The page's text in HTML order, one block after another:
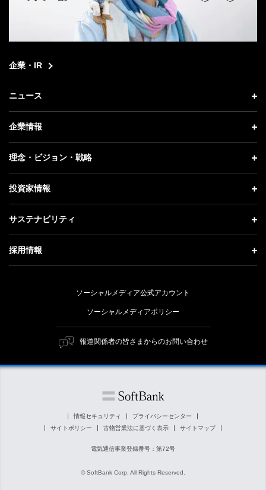
企業・IR
ニュース
ニュース トップ
プレスリリース
更新情報
記者説明会
企業情報
企業情報 トップ
社長メッセージ
事業紹介
ガバナンス
理念・ビジョン・戦略
理念・ビジョン・戦略 トップ
成長戦略「Activate AI for Society」
人材戦略
投資家情報
投資家情報 トップ
経営方針
個人投資家の皆さまへ
株式と社債について
サステナビリティ
サステナビリティ トップ
トップメッセージ
ESG方針・体制
マテリアリティ（重要課題）
ESGの主な取り組み
外部評価・イニシアチブ
採用情報
キャリア採用
障がい者採用
ソーシャルメディア公式アカウント
ソーシャルメディアポリシー
報道関係者の皆さまからのお問い合わせ
情報セキュリティ
プライバシーセンター
サイトポリシー
古物営業法に基づく表示 サイトマップ
電気通信事業登録番号：第72号
© SoftBank Corp. All Rights Reserved.